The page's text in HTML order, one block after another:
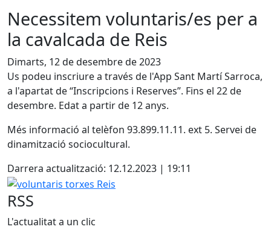
Necessitem voluntaris/es per a
la cavalcada de Reis
Dimarts, 12 de desembre de 2023
Us podeu inscriure a través de l'App Sant Martí Sarroca,
a l'apartat de “Inscripcions i Reserves”. Fins el 22 de
desembre. Edat a partir de 12 anys.
Més informació al telèfon 93.899.11.11. ext 5. Servei de
dinamització sociocultural.
Darrera actualització: 12.12.2023 | 19:11
voluntaris torxes Reis
RSS
L'actualitat a un clic